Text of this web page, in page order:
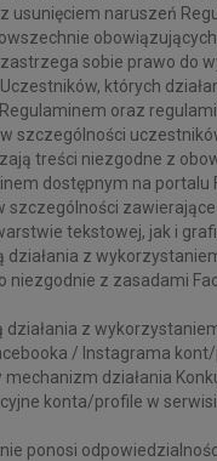
usunięciem naruszeń
obowiązujących.
sobie prawo do
których
oraz
szczególności
treści niezgodne z
dostępnym na portalu
szczególności
tekstowej, jak i
działania z
niezgodnie z zasadami
działania z
/ Instagrama
mechanizm działania
konta/profile w
ponosi